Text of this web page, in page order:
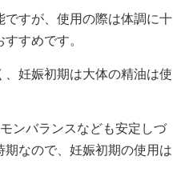
すが、使用の際は体調に十
すめです。
妊娠初期は大体の精油は使
ンバランスなども安定しづ
なので、妊娠初期の使用は